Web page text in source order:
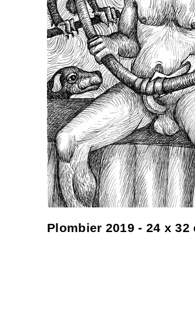
Plombier 2019 - 24 x